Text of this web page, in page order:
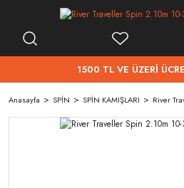
1500 TL VE ÜZERİ
Anasayfa SPİN SPİN KAMIŞLARI River